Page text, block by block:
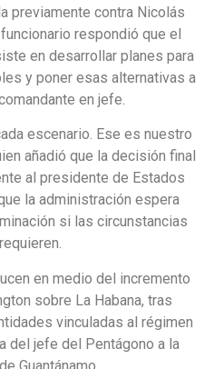
previamente contra Nicolás
respondió que el
en desarrollar planes para
y poner esas alternativas a
en jefe.
escenario. Ese es nuestro
añadió que la decisión final
al presidente de Estados
la administración espera
si las circunstancias
en medio del incremento
sobre La Habana, tras
vinculadas al régimen
del jefe del Pentágono a la
Guantánamo.